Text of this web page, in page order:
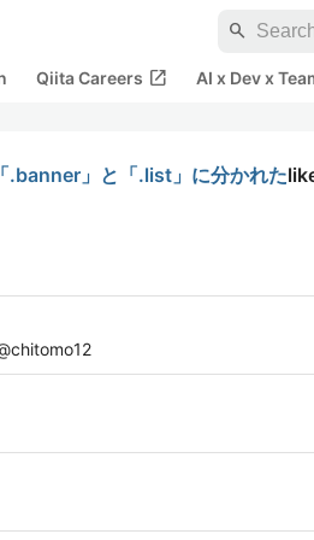
search
Qiita Careers open_in_new AI x Dev x
」と「.list」に分かれた